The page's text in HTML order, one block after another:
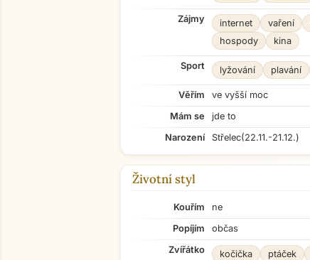
Zájmy internet vaření
hospody
kina
Sport lyžování plavání
Věřím
ve vyšší moc
Mám se
jde to
Narození
Střelec(22.11.-21.12.)
Životní styl
Kouřím
ne
Popíjím
občas
Zvířátko
kočička ptáček